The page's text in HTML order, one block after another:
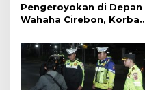
Pengeroyokan di Depan
Wahaha Cirebon, Korban
Polisi